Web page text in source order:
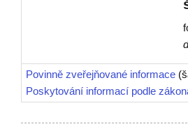
Povinně zveřejňované informace
Poskytování informací podle